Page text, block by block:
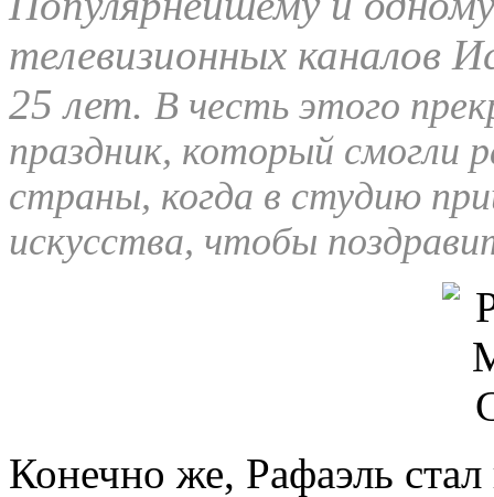
телевизионных каналов
25 лет. В честь этого
праздник, который смогли
страны, когда в студию
искусства, чтобы
Конечно же, Рафаэль